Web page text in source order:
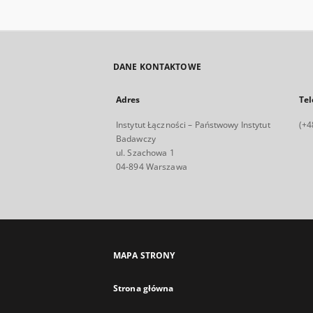
DANE KONTAKTOWE
Adres
Instytut Łączności – Państwowy Instytut
Badawczy
ul. Szachowa 1
04-894 Warszawa
MAPA STRONY
Strona główna